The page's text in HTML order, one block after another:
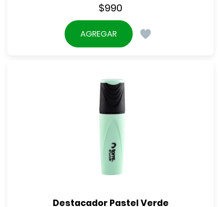
$990
AGREGAR
Destacador Pastel Verde